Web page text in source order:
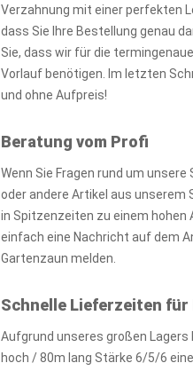
Verzahnung mit einer perfekten
dass Sie Ihre Bestellung genau
Sie, dass wir für die
Vorlauf benötigen. Im letzten
und ohne Aufpreis!
Beratung vom Profi
Wenn Sie Fragen rund um
oder andere Artikel aus unserem
in Spitzenzeiten zu einem hohen
einfach eine Nachricht auf dem
Gartenzaun melden.
Schnelle Lieferzeiten
Aufgrund unseres großen
hoch / 80m lang Stärke 6/5/6